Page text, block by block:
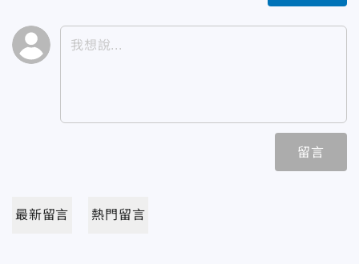
留言
最新留言 熱門留言